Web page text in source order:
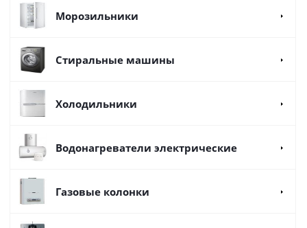
Морозильники
Стиральные машины
Холодильники
Водонагреватели электрические
Газовые колонки